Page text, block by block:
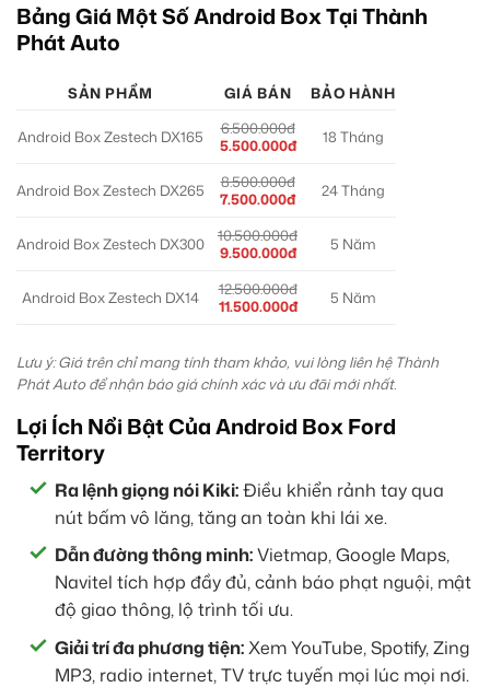
Bảng Giá Một Số Android Box Tại Thành
Phát Auto
SẢN PHẨM GIÁ BÁN BẢO HÀNH
Android Box Zestech DX165
6.500.000đ
5.500.000đ
18 Tháng
Android Box Zestech DX265
8.500.000đ
7.500.000đ
24 Tháng
Android Box Zestech DX300
10.500.000đ
9.500.000đ
5 Năm
Android Box Zestech DX14
12.500.000đ
11.500.000đ
5 Năm
Lưu ý: Giá trên chỉ mang tính tham khảo, vui lòng liên hệ Thành
Phát Auto để nhận báo giá chính xác và ưu đãi mới nhất.
Lợi Ích Nổi Bật Của Android Box Ford
Territory
Ra lệnh giọng nói Kiki:Điều khiển rảnh tay qua
nút bấm vô lăng, tăng an toàn khi lái xe.
Dẫn đường thông minh:Vietmap, Google Maps,
Navitel tích hợp đầy đủ, cảnh báo phạt nguội, mật
độ giao thông, lộ trình tối ưu.
Giải trí đa phương tiện:Xem YouTube, Spotify, Zing
MP3, radio internet, TV trực tuyến mọi lúc mọi nơi.